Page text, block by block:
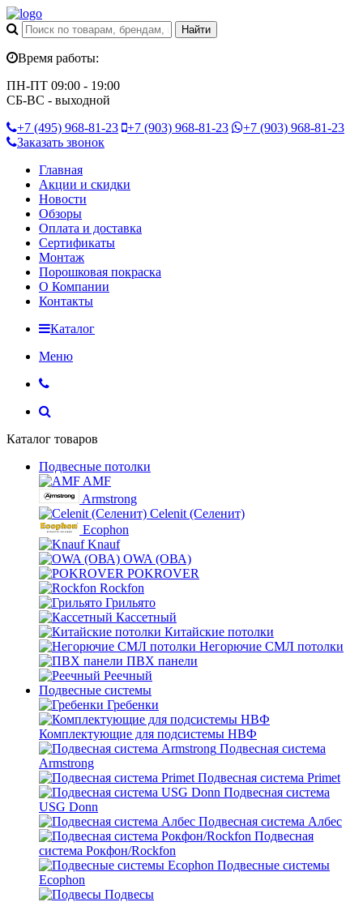
Время работы:
ПН-ПТ 09:00 - 19:00
СБ-ВС - выходной
+7 (495) 968-81-23 +7 (903) 968-81-23 +7 (903) 968-81-23
Заказать звонок
Главная
Акции и скидки
Новости
Обзоры
Оплата и доставка
Сертификаты
Монтаж
Порошковая покраска
О Компании
Контакты
Каталог
Меню
Каталог товаров
Подвесные потолки
AMF
Armstrong
Celenit (Селенит)
Ecophon
Knauf
OWA (ОВА)
POKROVER
Rockfon
Грильято
Кассетный
Китайские потолки
Негорючие СМЛ потолки
ПВХ панели
Реечный
Подвесные системы
Гребенки
Комплектующие для подсистемы НВФ
Подвесная система
Armstrong
Подвесная система Primet
Подвесная система
USG Donn
Подвесная система Албес
Подвесная
система Рокфон/Rockfon
Подвесные системы
Ecophon
Подвесы